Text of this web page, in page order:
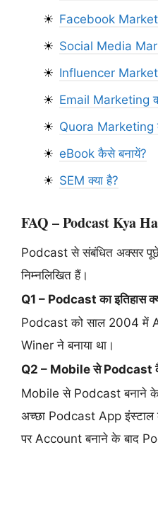
Facebook
Social Media
Influencer
Email Marketing
Quora Marketing
eBook कैसे बनायें?
SEM क्या है?
FAQ – Podcast Kya
Podcast से संबंधित अक्सर पूछे
निम्नलिखित हैं।
Q1 – Podcast का इतिहास
Podcast को साल 2004 में
Winer ने बनाया था।
Q2 – Mobile से Podcast
Mobile से Podcast बनाने के
अच्छा Podcast App इंस्टाल
पर Account बनाने के बाद